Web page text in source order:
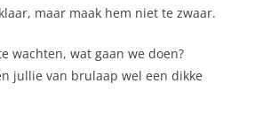
maar maak hem niet te zwaar.
wachten, wat gaan we doen?
jullie van brulaap wel een dikke